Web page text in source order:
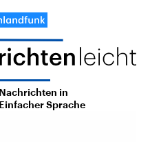
Nachrichten in
Einfacher Sprache